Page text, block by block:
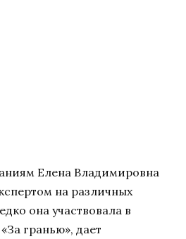
Елена Владимировна
на различных
она участвовала в
гранью», дает